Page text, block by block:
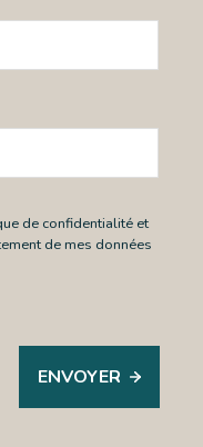
de confidentialité et
de mes données
ENVOYER